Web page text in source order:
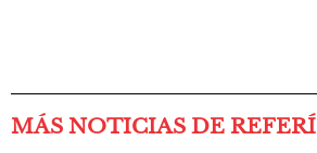
MÁS NOTICIAS DE REFERÍ